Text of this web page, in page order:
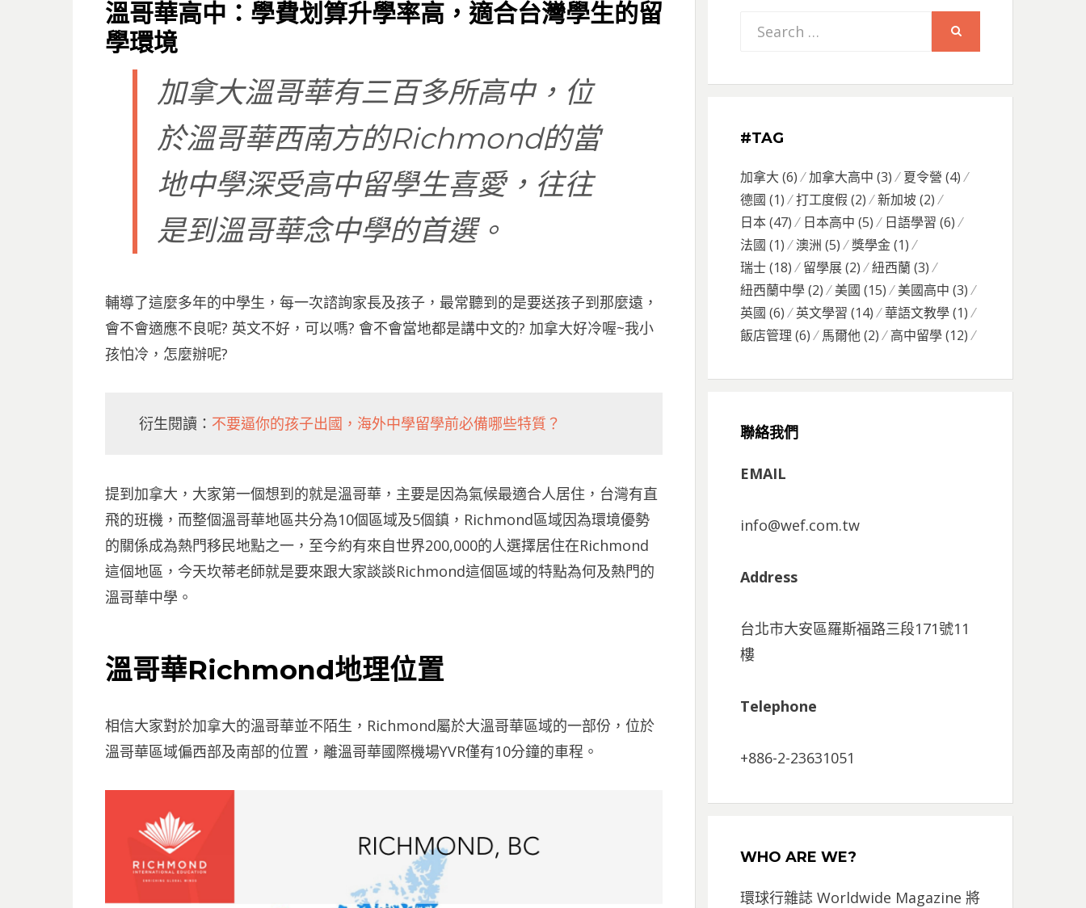
ON
溫哥華高中：學費划算升學率高，適合台灣學生的留
學環境
加拿大溫哥華有三百多所高中，位
於溫哥華西南方的Richmond的當
地中學深受高中留學生喜愛，往往
是到溫哥華念中學的首選。
輔導了這麼多年的中學生，每一次諮詢家長及孩子，最常聽到的是要送孩子到那麼遠，
會不會適應不良呢? 英文不好，可以嗎? 會不會當地都是講中文的? 加拿大好冷喔~我小
孩怕冷，怎麼辦呢?
衍生閱讀： 不要逼你的孩子出國，海外中學留學前必備哪些特質？
提到加拿大，大家第一個想到的就是溫哥華，主要是因為氣候最適合人居住，台灣有直
飛的班機，而整個溫哥華地區共分為10個區域及5個鎮，Richmond區域因為環境優勢
的關係成為熱門移民地點之一，至今約有來自世界200,000的人選擇居住在Richmond
這個地區，今天坎蒂老師就是要來跟大家談談Richmond這個區域的特點為何及熱門的
溫哥華中學。
溫哥華Richmond地理位置
相信大家對於加拿大的溫哥華並不陌生，Richmond屬於大溫哥華區域的一部份，位於
溫哥華區域偏西部及南部的位置，離溫哥華國際機場YVR僅有10分鐘的車程。
Search
#TAG
加拿大 (6) 加拿大高中 (3) 夏令營 (4)
德國 (1) 打工度假 (2) 新加坡(2)
日本(47) 日本高中 (5) 日語學習 (6)
法國 (1) 澳洲 (5) 獎學金(1)
瑞士(18) 留學展(2) 紐西蘭(3)
紐西蘭中學(2) 美國 (15) 美國高中 (3)
英國 (6) 英文學習 (14) 華語文教學(1)
飯店管理 (6) 馬爾他(2) 高中留學(12)
聯絡我們
EMAIL
info@wef.com.tw
Address
台北市大安區羅斯福路三段171號11
樓
Telephone
+886-2-23631051
WHO ARE WE?
環球行雜誌 Worldwide Magazine 將